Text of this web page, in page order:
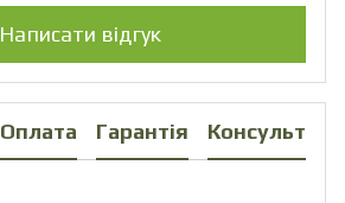
Написати відгук
Оплата Гарантія